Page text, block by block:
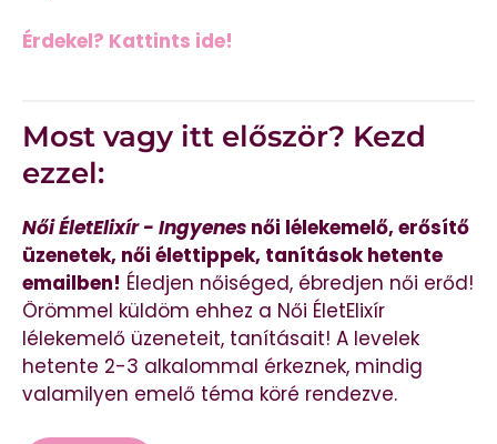
Érdekel? Kattints ide!
Most vagy itt először? Kezd
ezzel:
Női ÉletElixír - Ingyenes női lélekemelő, erősítő
üzenetek, női élettippek, tanítások hetente
emailben! Éledjen nőiséged, ébredjen női erőd!
Örömmel küldöm ehhez a Női ÉletElixír
lélekemelő üzeneteit, tanításait! A levelek
hetente 2-3 alkalommal érkeznek, mindig
valamilyen emelő téma köré rendezve.